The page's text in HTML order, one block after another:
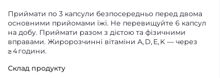
Приймати по 3 капсули безпосередньо перед двома
основними прийомами їжі. Не перевищуйте 6 капсул
на добу. Приймати разом з дієтою та фізичними
вправами. Жиророзчинні вітаміни A, D, E, K — через
≥ 4 години.
Склад продукту